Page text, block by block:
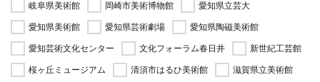
岐阜県美術館 岡崎市美術博物館
愛知県立芸大
愛知県美術館
愛知県芸術劇場
愛知県陶磁美術館
愛知芸術文化センター
文化フォーラム春日井
新世紀工芸館
桜ヶ丘ミュージアム
清須市はるひ美術館
滋賀県立美術館